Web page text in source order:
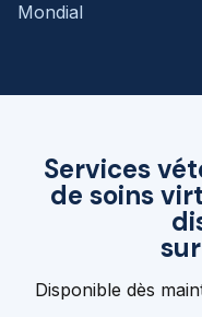
Services
de soins
Disponible dès
Mondial